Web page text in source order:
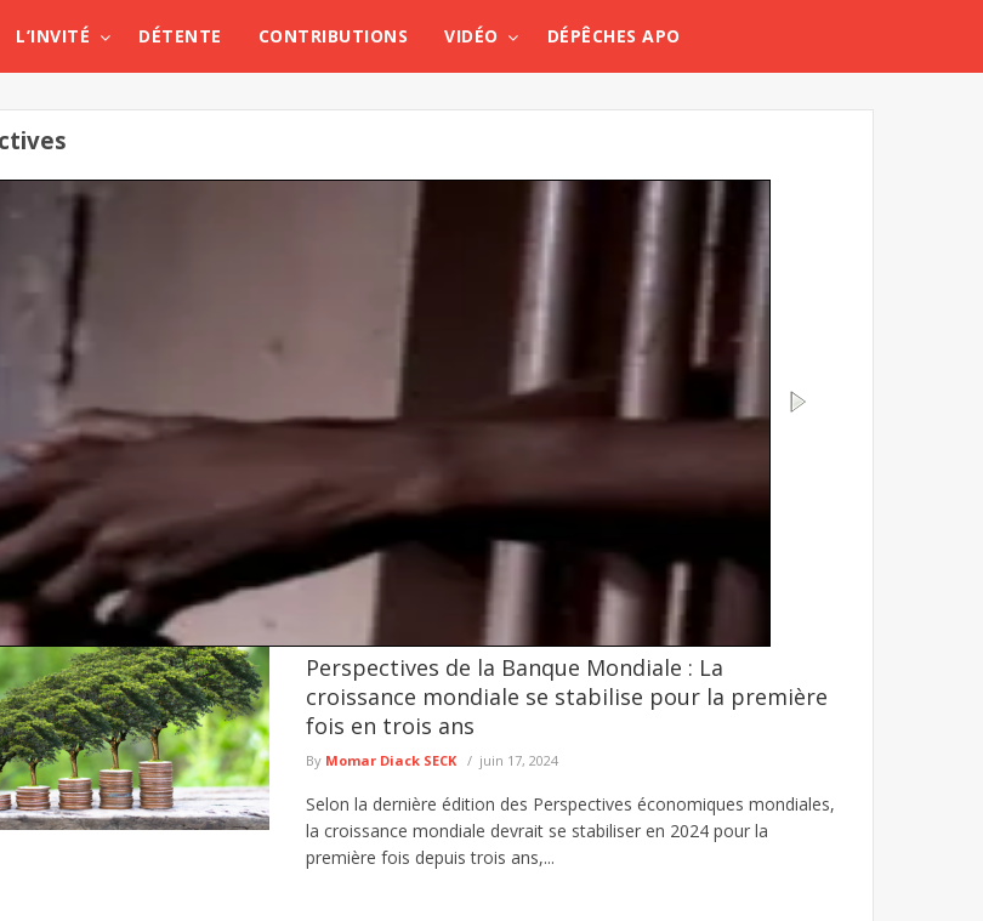
L’INVITÉ DÉTENTE CONTRIBUTIONS VIDÉO DÉPÊCHES APO
braquage d’un multiservice à Jaxaay : le présumé agresseur envoyé au parquet
d’arrondissement de Jaxaay a annoncé le défèrement au parquet d’un individu mis en cause dans une affaire
Perspectives de la Banque Mondiale : La
croissance mondiale se stabilise pour la première
fois en trois ans
By Momar Diack SECK juin 17, 2024
Selon la dernière édition des Perspectives économiques mondiales,
la croissance mondiale devrait se stabiliser en 2024 pour la
première fois depuis trois ans,...